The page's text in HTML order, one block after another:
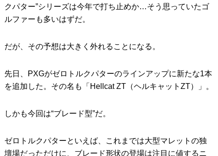
クパター”シリーズは今年で打ち止めか…そう思っていたゴ
ルファーも多いはずだ。
だが、その予想は大きく外れることになる。
先日、PXGがゼロトルクパターのラインアップに新たな1本
を追加した。その名も「Hellcat ZT（ヘルキャットZT）」。
しかも今回は“ブレード型”だ。
ゼロトルクパターといえば、これまでは大型マレットの独
壇場だっただけに、ブレード形状の登場は注目に値するニ
PUTTERS
Editor’s Picks
Our Team 私たちのチーム
ABOUT US MyGolfSpyJapanとは？